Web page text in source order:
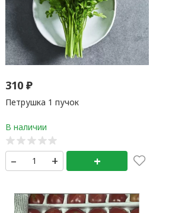
310 ₽
Петрушка 1 пучок
– + +